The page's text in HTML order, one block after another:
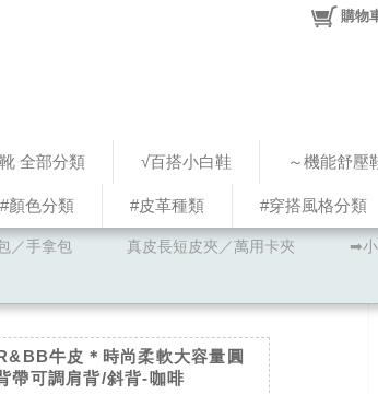
全部分類 √百搭小白鞋 ～機能舒壓
#顏色分類 #皮革種類 #穿搭風格分類
購物
／手拿包 真皮長短皮夾／萬用卡夾 ➡
牛皮＊時尚柔軟大容量圓
帶可調肩背/斜背-咖啡